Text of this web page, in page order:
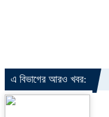
এ বিভাগের আরও খবর: